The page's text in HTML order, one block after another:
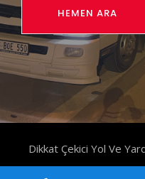
HEMEN ARA
Dikkat Çekici Yol Ve